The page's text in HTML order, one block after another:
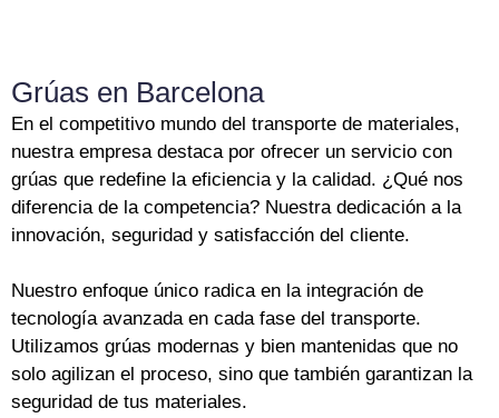
Grúas en Barcelona
En el competitivo mundo del transporte de materiales,
nuestra empresa destaca por ofrecer un servicio con
grúas que redefine la eficiencia y la calidad. ¿Qué nos
diferencia de la competencia? Nuestra dedicación a la
innovación, seguridad y satisfacción del cliente.
Nuestro enfoque único radica en la integración de
tecnología avanzada en cada fase del transporte.
Utilizamos grúas modernas y bien mantenidas que no
solo agilizan el proceso, sino que también garantizan la
seguridad de tus materiales.